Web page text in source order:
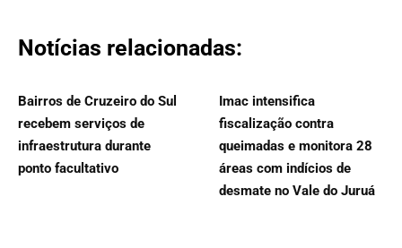
Notícias relacionadas:
Bairros de Cruzeiro do Sul
recebem serviços de
infraestrutura durante
ponto facultativo
Imac intensifica
fiscalização contra
queimadas e monitora 28
áreas com indícios de
desmate no Vale do Juruá